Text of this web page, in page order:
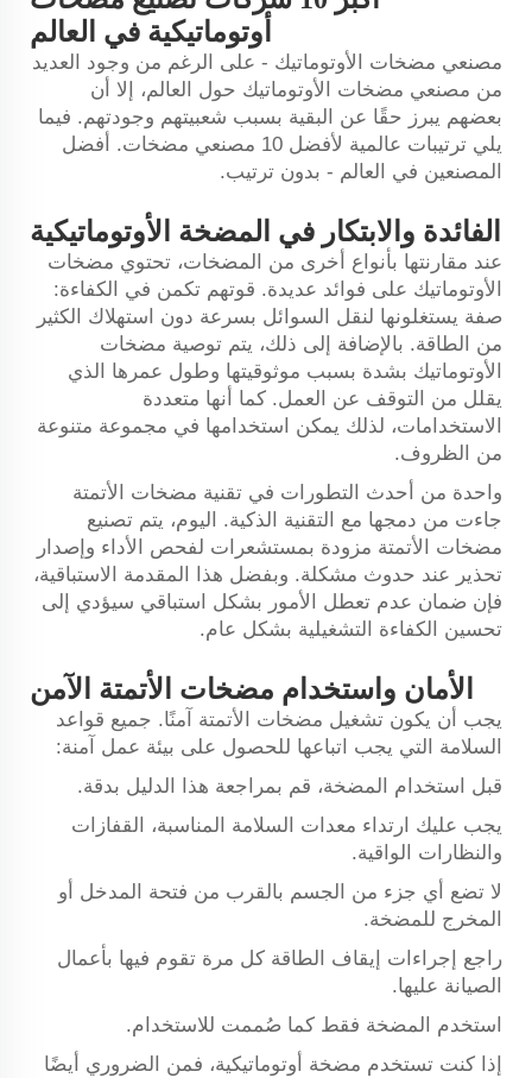
أوتوماتيكية في العالم
مصنعي مضخات الأوتوماتيك - على الرغم من وجود العديد
من مصنعي مضخات الأوتوماتيك حول العالم، إلا أن
بعضهم يبرز حقًا عن البقية بسبب شعبيتهم وجودتهم. فيما
يلي ترتيبات عالمية لأفضل 10 مصنعي مضخات. أفضل
المصنعين في العالم - بدون ترتيب.
الفائدة والابتكار في المضخة الأوتوماتيكية
عند مقارنتها بأنواع أخرى من المضخات، تحتوي مضخات
الأوتوماتيك على فوائد عديدة. قوتهم تكمن في الكفاءة:
صفة يستغلونها لنقل السوائل بسرعة دون استهلاك الكثير
من الطاقة. بالإضافة إلى ذلك، يتم توصية مضخات
الأوتوماتيك بشدة بسبب موثوقيتها وطول عمرها الذي
يقلل من التوقف عن العمل. كما أنها متعددة
الاستخدامات، لذلك يمكن استخدامها في مجموعة متنوعة
من الظروف.
واحدة من أحدث التطورات في تقنية مضخات الأتمتة
جاءت من دمجها مع التقنية الذكية. اليوم، يتم تصنيع
مضخات الأتمتة مزودة بمستشعرات لفحص الأداء وإصدار
تحذير عند حدوث مشكلة. وبفضل هذا المقدمة الاستباقية،
فإن ضمان عدم تعطل الأمور بشكل استباقي سيؤدي إلى
تحسين الكفاءة التشغيلية بشكل عام.
الأمان واستخدام مضخات الأتمتة الآمن
يجب أن يكون تشغيل مضخات الأتمتة آمنًا. جميع قواعد
السلامة التي يجب اتباعها للحصول على بيئة عمل آمنة:
قبل استخدام المضخة، قم بمراجعة هذا الدليل بدقة.
يجب عليك ارتداء معدات السلامة المناسبة، القفازات
والنظارات الواقية.
لا تضع أي جزء من الجسم بالقرب من فتحة المدخل أو
المخرج للمضخة.
راجع إجراءات إيقاف الطاقة كل مرة تقوم فيها بأعمال
الصيانة عليها.
استخدم المضخة فقط كما صُممت للاستخدام.
إذا كنت تستخدم مضخة أوتوماتيكية، فمن الضروري أيضًا